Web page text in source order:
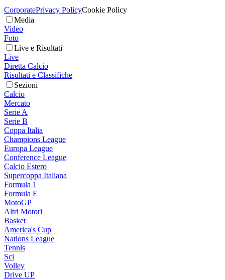
CorporatePrivacy PolicyCookie Policy
Media
Video
Foto
Live e Risultati
Live
Diretta Calcio
Risultati e Classifiche
Sezioni
Calcio
Mercato
Serie A
Serie B
Coppa Italia
Champions League
Europa League
Conference League
Calcio Estero
Supercoppa Italiana
Formula 1
Formula E
MotoGP
Altri Motori
Basket
America's Cup
Nations League
Tennis
Sci
Volley
Drive UP